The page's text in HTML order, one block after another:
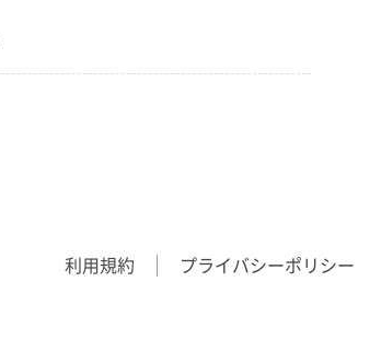
利用規約 プライバシーポリシー